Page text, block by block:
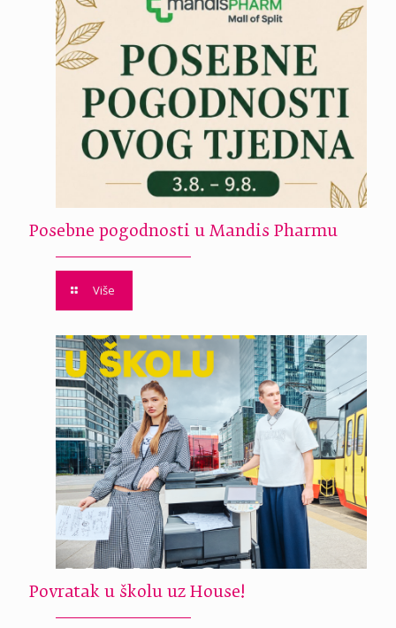
Posebne pogodnosti u Mandis Pharmu
Više
Povratak u školu uz House!